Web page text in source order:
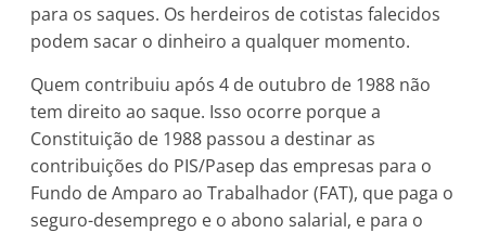
para os saques. Os herdeiros de cotistas falecidos
podem sacar o dinheiro a qualquer momento.
Quem contribuiu após 4 de outubro de 1988 não
tem direito ao saque. Isso ocorre porque a
Constituição de 1988 passou a destinar as
contribuições do PIS/Pasep das empresas para o
Fundo de Amparo ao Trabalhador (FAT), que paga o
seguro-desemprego e o abono salarial, e para o